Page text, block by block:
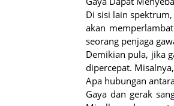
Di sisi lain
akan
seorang penjaga
Demikian pula, jika
dipercepat.
Apa hubungan
Gaya dan gerak